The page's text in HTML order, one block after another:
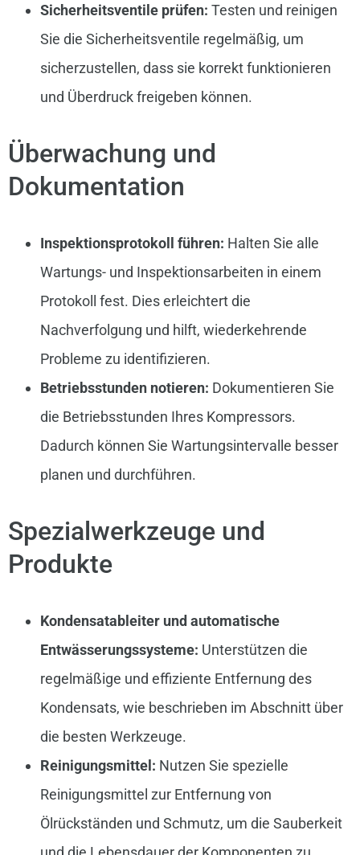
Sicherheitsventile prüfen: Testen und reinigen
Sie die Sicherheitsventile regelmäßig, um
sicherzustellen, dass sie korrekt funktionieren
und Überdruck freigeben können.
Überwachung und
Dokumentation
Inspektionsprotokoll führen: Halten Sie alle
Wartungs- und Inspektionsarbeiten in einem
Protokoll fest. Dies erleichtert die
Nachverfolgung und hilft, wiederkehrende
Probleme zu identifizieren.
Betriebsstunden notieren: Dokumentieren Sie
die Betriebsstunden Ihres Kompressors.
Dadurch können Sie Wartungsintervalle besser
planen und durchführen.
Spezialwerkzeuge und
Produkte
Kondensatableiter und automatische
Entwässerungssysteme: Unterstützen die
regelmäßige und effiziente Entfernung des
Kondensats, wie beschrieben im Abschnitt über
die besten Werkzeuge.
Reinigungsmittel: Nutzen Sie spezielle
Reinigungsmittel zur Entfernung von
Ölrückständen und Schmutz, um die Sauberkeit